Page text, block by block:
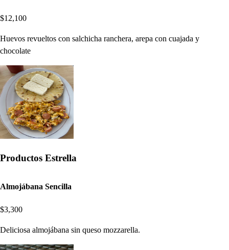
$12,100
Huevos revueltos con salchicha ranchera, arepa con cuajada y
chocolate
Productos Estrella
Almojábana Sencilla
$3,300
Deliciosa almojábana sin queso mozzarella.